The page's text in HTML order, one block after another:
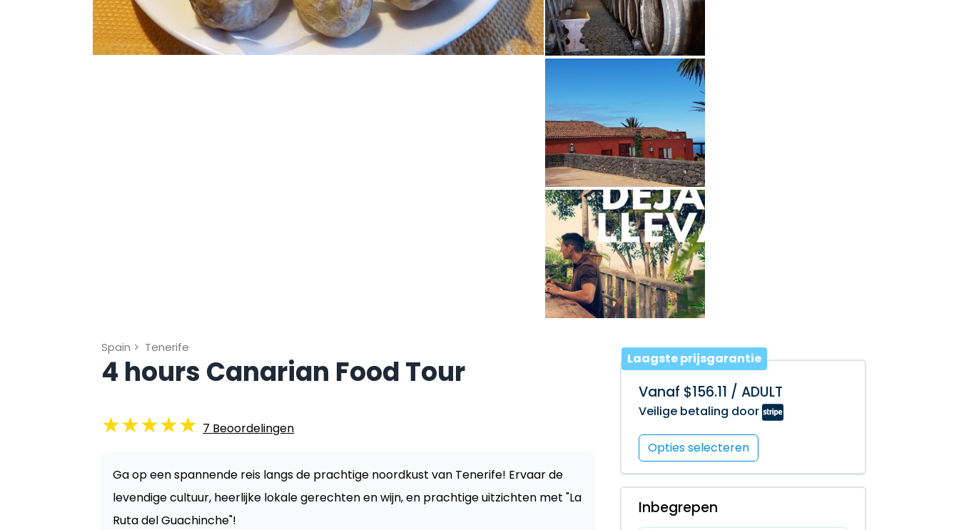
Spain > Tenerife
4 hours Canarian Food Tour
★★★★★ 7 Beoordelingen
Ga op een spannende reis langs de prachtige noordkust van Tenerife! Ervaar de
levendige cultuur, heerlijke lokale gerechten en wijn, en prachtige uitzichten met "La
Ruta del Guachinche"!
Laagste prijsgarantie
Vanaf $156.11 / ADULT
Veilige betaling door
Opties selecteren
Inbegrepen